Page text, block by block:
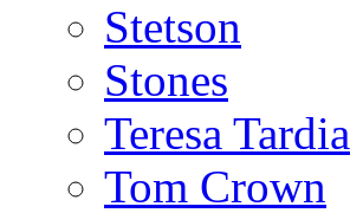
Stetson
Stones
Teresa Tardia
Tom Crown